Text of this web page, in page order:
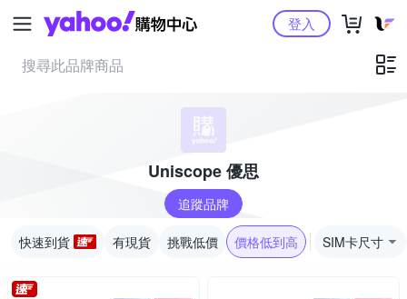
Yahoo購物中心登入
Uniscope 優思
追蹤品牌
快速到貨 有現貨 挑戰低價 價格低到高 SIM卡尺寸